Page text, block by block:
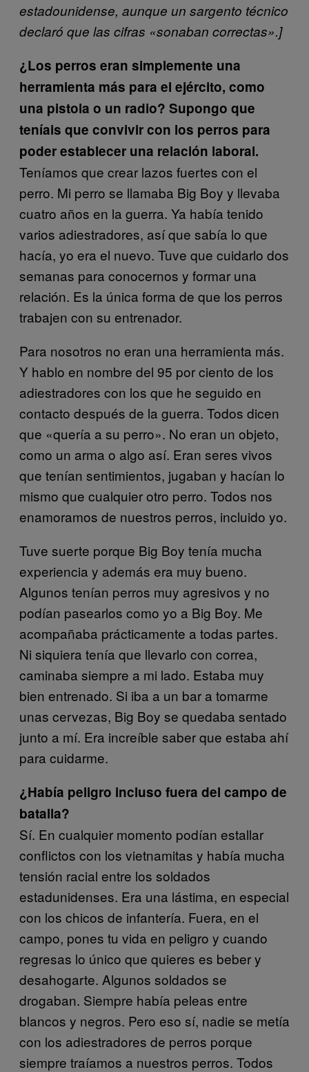
estadounidense, aunque un sargento técnico
declaró que las cifras «sonaban correctas».]
¿Los perros eran simplemente una
herramienta más para el ejército, como
una pistola o un radio? Supongo que
teníais que convivir con los perros para
poder establecer una relación laboral.
Teníamos que crear lazos fuertes con el
perro. Mi perro se llamaba Big Boy y llevaba
cuatro años en la guerra. Ya había tenido
varios adiestradores, así que sabía lo que
hacía, yo era el nuevo. Tuve que cuidarlo dos
semanas para conocernos y formar una
relación. Es la única forma de que los perros
trabajen con su entrenador.
Para nosotros no eran una herramienta más.
Y hablo en nombre del 95 por ciento de los
adiestradores con los que he seguido en
contacto después de la guerra. Todos dicen
que «quería a su perro». No eran un objeto,
como un arma o algo así. Eran seres vivos
que tenían sentimientos, jugaban y hacían lo
mismo que cualquier otro perro. Todos nos
enamoramos de nuestros perros, incluido yo.
Tuve suerte porque Big Boy tenía mucha
experiencia y además era muy bueno.
Algunos tenían perros muy agresivos y no
podían pasearlos como yo a Big Boy. Me
acompañaba prácticamente a todas partes.
Ni siquiera tenía que llevarlo con correa,
caminaba siempre a mi lado. Estaba muy
bien entrenado. Si iba a un bar a tomarme
unas cervezas, Big Boy se quedaba sentado
junto a mí. Era increíble saber que estaba ahí
para cuidarme.
¿Había peligro incluso fuera del campo de
batalla?
Sí. En cualquier momento podían estallar
conflictos con los vietnamitas y había mucha
tensión racial entre los soldados
estadunidenses. Era una lástima, en especial
con los chicos de infantería. Fuera, en el
campo, pones tu vida en peligro y cuando
regresas lo único que quieres es beber y
desahogarte. Algunos soldados se
drogaban. Siempre había peleas entre
blancos y negros. Pero eso sí, nadie se metía
con los adiestradores de perros porque
siempre traíamos a nuestros perros. Todos